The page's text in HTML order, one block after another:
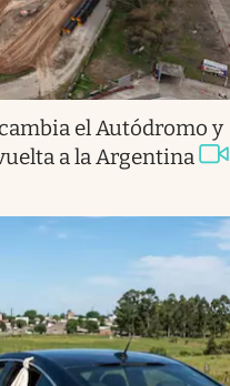
el Autódromo y
a la Argentina